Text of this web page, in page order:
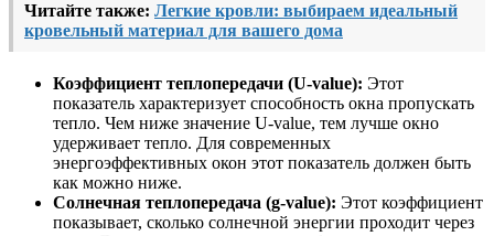
Читайте также: Легкие кровли: выбираем идеальный
кровельный материал для вашего дома
Коэффициент теплопередачи (U-value): Этот
показатель характеризует способность окна пропускать
тепло. Чем ниже значение U-value, тем лучше окно
удерживает тепло. Для современных
энергоэффективных окон этот показатель должен быть
как можно ниже.
Солнечная теплопередача (g-value): Этот коэффициент
показывает, сколько солнечной энергии проходит через